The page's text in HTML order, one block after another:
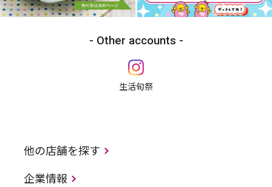
Other accounts
生活旬祭
他の店舗を探す
企業情報